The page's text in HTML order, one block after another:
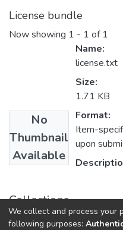
License bundle
Now showing 1 - 1 of 1
No
Thumbnail
Available
Name:
license.txt
Size:
1.71 KB
Format:
Item-
upon
Collections
E.P. Derecho
We collect and process your
following purposes: